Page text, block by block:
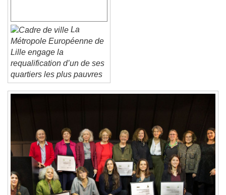
Reset
Close Modal Dialog
End of dialog window.
La
Métropole Européenne de
Lille engage la
requalification d’un de ses
quartiers les plus pauvres